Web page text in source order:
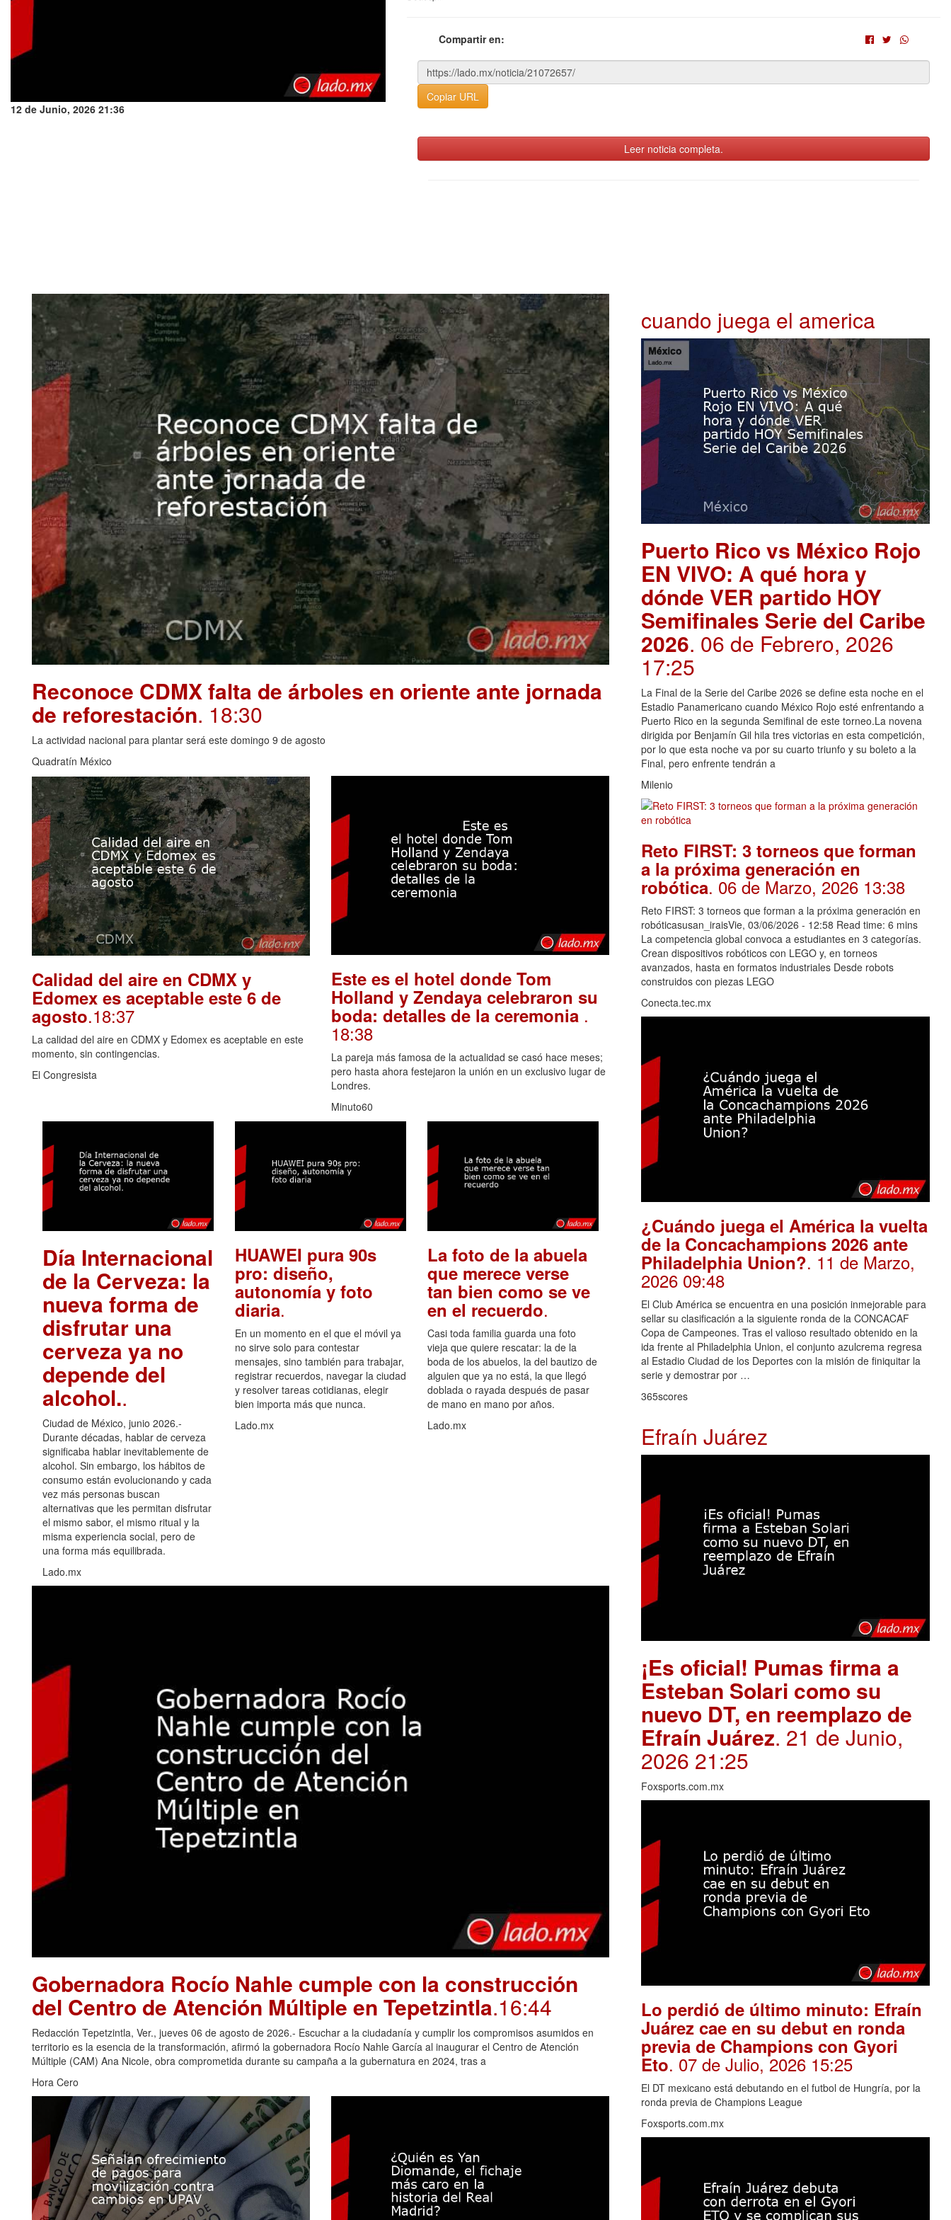
12 de Junio, 2026 21:36
Compartir en:
Copiar URL
Leer noticia completa.
Reconoce CDMX falta de árboles en oriente ante jornada
de reforestación. 18:30
La actividad nacional para plantar será este domingo 9 de agosto
Quadratín México
Calidad del aire en CDMX y
Edomex es aceptable este 6 de
agosto.18:37
La calidad del aire en CDMX y Edomex es aceptable en este
momento, sin contingencias.
El Congresista
Este es el hotel donde Tom
Holland y Zendaya celebraron su
boda: detalles de la ceremonia .
18:38
La pareja más famosa de la actualidad se casó hace meses;
pero hasta ahora festejaron la unión en un exclusivo lugar de
Londres.
Minuto60
Día Internacional
de la Cerveza: la
nueva forma de
disfrutar una
cerveza ya no
depende del
alcohol..
Ciudad de México, junio 2026.-
Durante décadas, hablar de cerveza
significaba hablar inevitablemente de
alcohol. Sin embargo, los hábitos de
consumo están evolucionando y cada
vez más personas buscan
alternativas que les permitan disfrutar
el mismo sabor, el mismo ritual y la
misma experiencia social, pero de
una forma más equilibrada.
Lado.mx
HUAWEI pura 90s
pro: diseño,
autonomía y foto
diaria.
En un momento en el que el móvil ya
no sirve solo para contestar
mensajes, sino también para trabajar,
registrar recuerdos, navegar la ciudad
y resolver tareas cotidianas, elegir
bien importa más que nunca.
Lado.mx
La foto de la abuela
que merece verse
tan bien como se ve
en el recuerdo.
Casi toda familia guarda una foto
vieja que quiere rescatar: la de la
boda de los abuelos, la del bautizo de
alguien que ya no está, la que llegó
doblada o rayada después de pasar
de mano en mano por años.
Lado.mx
Gobernadora Rocío Nahle cumple con la construcción
del Centro de Atención Múltiple en Tepetzintla.16:44
Redacción Tepetzintla, Ver., jueves 06 de agosto de 2026.- Escuchar a la ciudadanía y cumplir los compromisos asumidos en
territorio es la esencia de la transformación, afirmó la gobernadora Rocío Nahle García al inaugurar el Centro de Atención
Múltiple (CAM) Ana Nicole, obra comprometida durante su campaña a la gubernatura en 2024, tras a
Hora Cero
cuando juega el america
Puerto Rico vs México Rojo
EN VIVO: A qué hora y
dónde VER partido HOY
Semifinales Serie del Caribe
2026. 06 de Febrero, 2026
17:25
La Final de la Serie del Caribe 2026 se define esta noche en el
Estadio Panamericano cuando México Rojo esté enfrentando a
Puerto Rico en la segunda Semifinal de este torneo.La novena
dirigida por Benjamín Gil hila tres victorias en esta competición,
por lo que esta noche va por su cuarto triunfo y su boleto a la
Final, pero enfrente tendrán a
Milenio
Reto FIRST: 3 torneos que forman
a la próxima generación en
robótica. 06 de Marzo, 2026 13:38
Reto FIRST: 3 torneos que forman a la próxima generación en
robóticasusan_iraisVie, 03/06/2026 - 12:58 Read time: 6 mins
La competencia global convoca a estudiantes en 3 categorías.
Crean dispositivos robóticos con LEGO y, en torneos
avanzados, hasta en formatos industriales Desde robots
construidos con piezas LEGO
Conecta.tec.mx
¿Cuándo juega el América la vuelta
de la Concachampions 2026 ante
Philadelphia Union?. 11 de Marzo,
2026 09:48
El Club América se encuentra en una posición inmejorable para
sellar su clasificación a la siguiente ronda de la CONCACAF
Copa de Campeones. Tras el valioso resultado obtenido en la
ida frente al Philadelphia Union, el conjunto azulcrema regresa
al Estadio Ciudad de los Deportes con la misión de finiquitar la
serie y demostrar por …
365scores
Efraín Juárez
¡Es oficial! Pumas firma a
Esteban Solari como su
nuevo DT, en reemplazo de
Efraín Juárez. 21 de Junio,
2026 21:25
Foxsports.com.mx
Lo perdió de último minuto: Efraín
Juárez cae en su debut en ronda
previa de Champions con Gyori
Eto. 07 de Julio, 2026 15:25
El DT mexicano está debutando en el futbol de Hungría, por la
ronda previa de Champions League
Foxsports.com.mx